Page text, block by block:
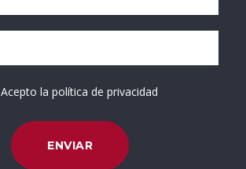
Acepto la política de privacidad